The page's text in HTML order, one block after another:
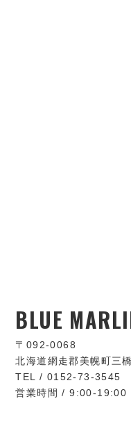
BLUE
〒092-0068
北海道網走郡美幌町三
TEL / 0152-73-3545
営業時間 / 9:00-19:00